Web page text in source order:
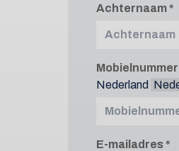
Achternaam
Mobielnummer
Nederland
E-mailadres